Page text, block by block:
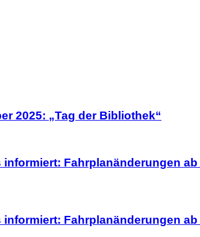
2025: „Tag der Bibliothek“
informiert: Fahrplanänderungen ab
informiert: Fahrplanänderungen ab